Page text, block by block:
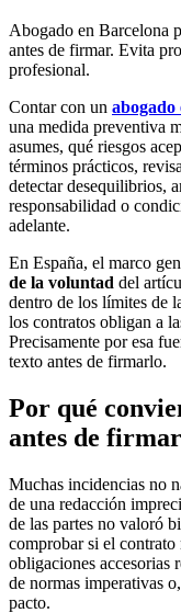
Abogado en Barcelona
antes de firmar. Evita
profesional.
Contar con un abogado
una medida preventiva
asumes, qué riesgos
términos prácticos,
detectar desequilibrios,
responsabilidad o
adelante.
En España, el marco
de la voluntad del
dentro de los límites de
los contratos obligan a
Precisamente por esa
texto antes de firmarlo.
Por qué
antes de
Muchas incidencias no
de una redacción
de las partes no valoró
comprobar si el contrato
obligaciones accesorias
de normas imperativas
pacto.